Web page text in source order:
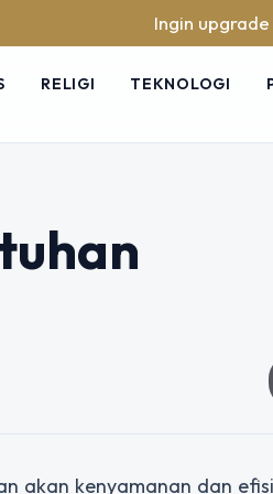
Ingin upgrade skill
RELIGI TEKNOLOGI
akan kenyamanan dan